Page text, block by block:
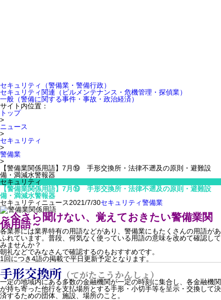
セキュリティ
（警備業・警備行政）
セキュリティ関連 （ビルメンテナンス・危機管理・探偵業）
一般 （警備に関する事件・事故・政治経済）
サイト内位置：
トップ
>
ニュース
>
セキュリティ
>
警備業
>
【警備業関係用語】7月⑲ 手形交換所・法律不遡及の原則・避難設
備・満減水警報器
セキュリティ
【警備業関係用語】7月⑲ 手形交換所・法律不遡及の原則・避難設
備・満減水警報器
セキュリティニュース2021/7/30セキュリティ警備業
～今さら聞けない、覚えておきたい警備業関
係用語～
各業界には業界特有の用語などがあり、警備業にもたくさんの用語があ
ふれています。普段、何気なく使っている用語の意味を改めて確認して
みませんか？
朝礼などでみなさんで確認するのもおすすめです。
1回につき4語の掲載で平日更新予定となります。
手形交換所 （てがたこうかんしょ）
一定の地域内にある多数の金融機関が一定の時刻に集合し、各金融機関
が持ち寄った他行を支払場所とする手形・小切手等を呈示・交換して決
済するための団体、施設、場所のこと。